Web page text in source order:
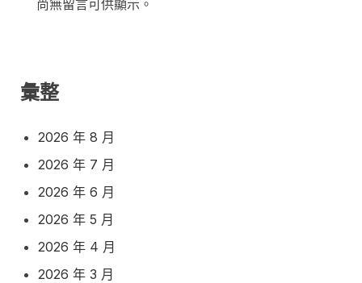
尚無留言可供顯示。
彙整
2026 年 8 月
2026 年 7 月
2026 年 6 月
2026 年 5 月
2026 年 4 月
2026 年 3 月